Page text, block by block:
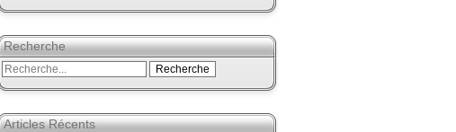
Recherche
Articles Récents